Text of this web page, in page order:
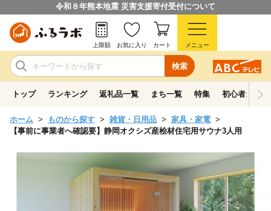
令和８年熊本地震 災害支援寄付受付について
検索
上限額 お気に入り カート メニュー
トップ ランキング 返礼品一覧 まち一覧 特集 初心者ガイド
ホーム ものから探す 雑貨・日用品
家具・家電
【事前に事業者へ確認要】静岡オクシズ産桧材住宅用サウナ3人用